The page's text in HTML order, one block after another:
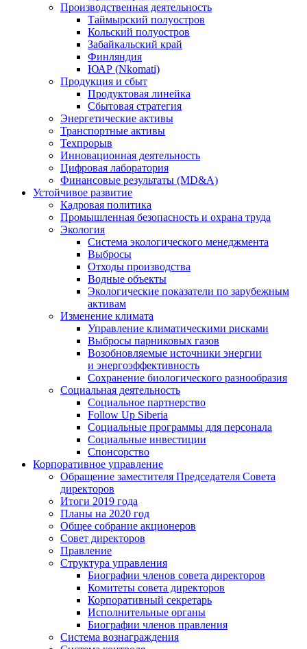
Производственная деятельность
Таймырский полуостров
Кольский полуостров
Забайкальский край
Финляндия
ЮАР (Nkomati)
Продукция и сбыт
Продуктовая линейка
Сбытовая стратегия
Энергетические активы
Транспортные активы
Техпрорыв
Инновационная деятельность
Цифровая лаборатория
Финансовые результаты (MD&A)
Устойчивое развитие
Кадровая политика
Промышленная безопасность и охрана труда
Экология
Система экологического менеджмента
Выбросы
Отходы производства
Водные объекты
Экологические показатели по зарубежным
активам
Изменение климата
Управление климатическими рисками
Выбросы парниковых газов
Возобновляемые источники энергии
и энергоэффективность
Сохранение биологического разнообразия
Социальная деятельность
Социальное партнерство
Follow Up Siberia
Социальные программы для персонала
Социальные инвестиции
Спонсорство
Корпоративное управление
Обращение заместителя Председателя Совета
директоров
Итоги 2019 года
Планы на 2020 год
Общее собрание акционеров
Совет директоров
Правление
Структура управления
Биографии членов совета директоров
Комитеты совета директоров
Корпоративный секретарь
Исполнительные органы
Биографии членов правления
Система вознаграждения